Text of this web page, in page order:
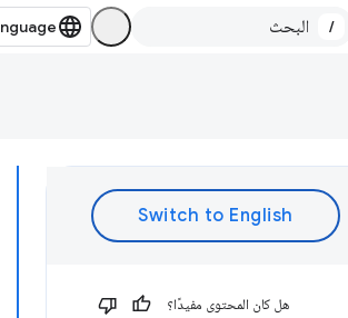
/
هل كان المحتوى مفيدًا؟